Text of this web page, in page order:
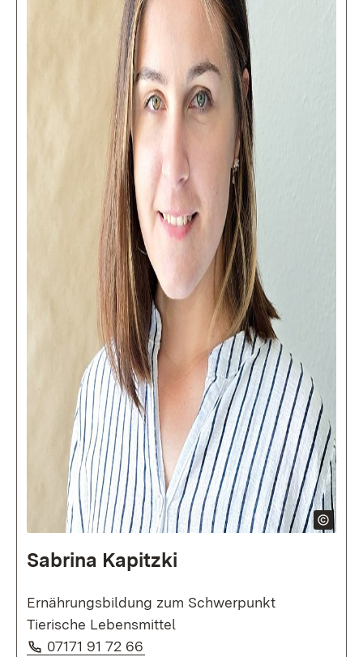
Sabrina Kapitzki
Ernährungsbildung zum Schwerpunkt
Tierische Lebensmittel
Telefon:
07171 91 72 66